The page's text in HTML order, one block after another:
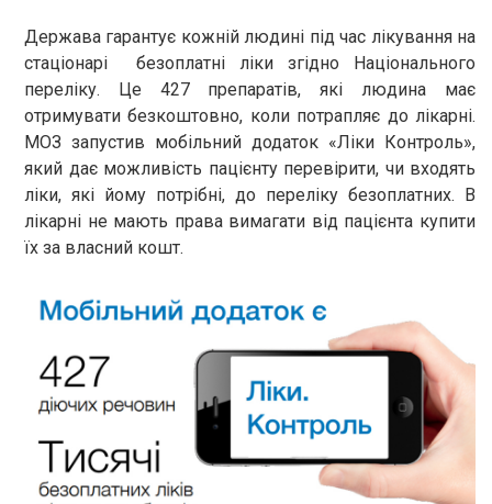
Держава гарантує кожній людині під час лікування на
стаціонарі безоплатні ліки згідно Національного
переліку. Це 427 препаратів, які людина має
отримувати безкоштовно, коли потрапляє до лікарні.
МОЗ запустив мобільний додаток «Ліки Контроль»,
який дає можливість пацієнту перевірити, чи входять
ліки, які йому потрібні, до переліку безоплатних. В
лікарні не мають права вимагати від пацієнта купити
їх за власний кошт.